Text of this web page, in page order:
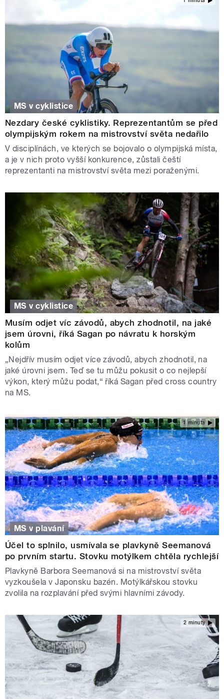
MS v cyklistice
Nezdary české cyklistiky. Reprezentantům se před
olympijským rokem na mistrovství světa nedařilo
V disciplínách, ve kterých se bojovalo o olympijská místa,
a je v nich proto vyšší konkurence, zůstali čeští
reprezentanti na mistrovství světa mezi poraženými.
MS v cyklistice
Musím odjet víc závodů, abych zhodnotil, na jaké
jsem úrovni, říká Sagan po návratu k horským
kolům
„Nejdřív musím odjet více závodů, abych zhodnotil, na
jaké úrovni jsem. Teď se tu můžu pokusit o co nejlepší
výkon, který můžu podat,“ říká Sagan před cross country
na MS.
1 minuta
MS v plavání
Účel to splnilo, usmívala se plavkyně Seemanová
po prvním startu. Stovku motýlkem chtěla rychlejší
Plavkyně Barbora Seemanová si na mistrovství světa
vyzkoušela v Japonsku bazén. Motýlkářskou stovku
zvolila na rozplavání před svými hlavními závody.
2 minuty